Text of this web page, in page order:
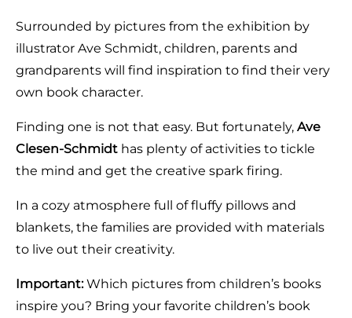
Surrounded by pictures from the exhibition by
illustrator Ave Schmidt, children, parents and
grandparents will find inspiration to find their very
own book character.
Finding one is not that easy. But fortunately, Ave
Clesen-Schmidt has plenty of activities to tickle
the mind and get the creative spark firing.
In a cozy atmosphere full of fluffy pillows and
blankets, the families are provided with materials
to live out their creativity.
Important:Which pictures from children’s books
inspire you? Bring your favorite children’s book